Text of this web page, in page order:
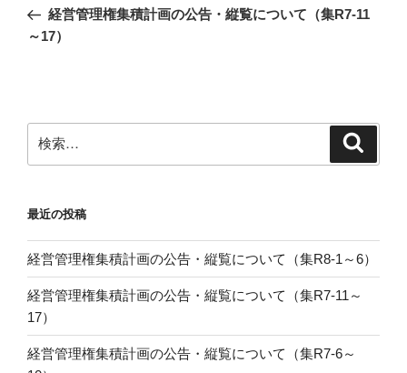
ナ
シ
ョ
の
経営管理権集積計画の公告・縦覧について（集R7-11
～17）
索:
最近の投稿
経営管理権集積計画の公告・縦覧について（集R8-1～6）
経営管理権集積計画の公告・縦覧について（集R7-11～
17）
経営管理権集積計画の公告・縦覧について（集R7-6～